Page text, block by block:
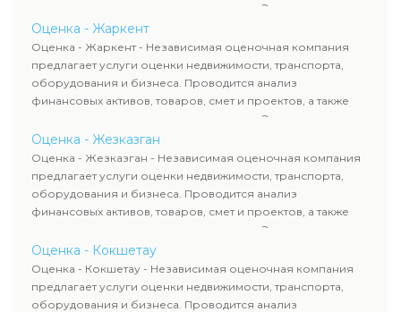
оценка животных и недропользования. Эксперты
определяют рыночную стоимость имущества и
рассчитывают ущерб. Все отчеты соответствуют
требованиям законодательства и используются для
сделок, кредитования и судебных процессов.
Оценка - Жаркент
Оценка - Жаркент - Независимая оценочная компания
предлагает услуги оценки недвижимости, транспорта,
оборудования и бизнеса. Проводится анализ
финансовых активов, товаров, смет и проектов, а также
оценка животных и недропользования. Эксперты
определяют рыночную стоимость имущества и
рассчитывают ущерб. Все отчеты соответствуют
требованиям законодательства и используются для
сделок, кредитования и судебных процессов.
Оценка - Жезказган
Оценка - Жезказган - Независимая оценочная компания
предлагает услуги оценки недвижимости, транспорта,
оборудования и бизнеса. Проводится анализ
финансовых активов, товаров, смет и проектов, а также
оценка животных и недропользования. Эксперты
определяют рыночную стоимость имущества и
рассчитывают ущерб. Все отчеты соответствуют
требованиям законодательства и используются для
сделок, кредитования и судебных процессов.
Оценка - Кокшетау
Оценка - Кокшетау - Независимая оценочная компания
предлагает услуги оценки недвижимости, транспорта,
оборудования и бизнеса. Проводится анализ